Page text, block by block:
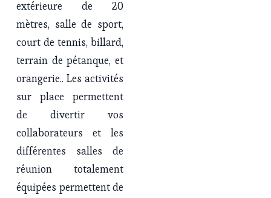
extérieure de 20
mètres, salle de sport,
court de tennis, billard,
terrain de pétanque, et
orangerie.. Les activités
sur place permettent
de divertir vos
collaborateurs et les
différentes salles de
réunion totalement
équipées permettent de